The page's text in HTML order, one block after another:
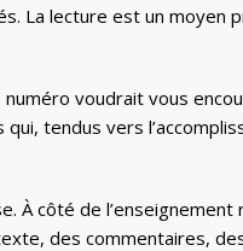
La lecture est un moyen
voudrait vous
tendus vers
À côté de l’enseignement
des commentaires,